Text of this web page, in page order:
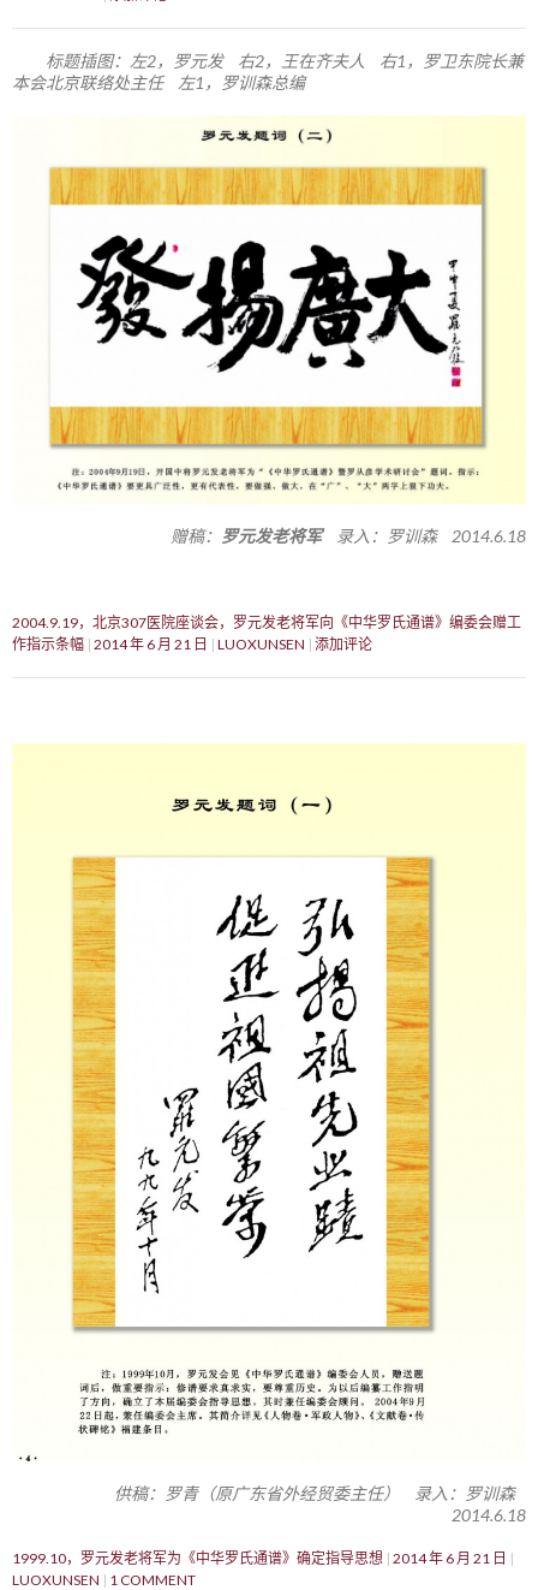
标题插图：左2，罗元发 右2，王在齐夫人 右1，罗卫东院长兼
本会北京联络处主任 左1，罗训森总编
赠稿： 罗元发老将军录入：罗训森 2014.6.18
2004.9.19，北京307医院座谈会，罗元发老将军向《中华罗氏通谱》编委会赠工
作指示条幅 2014 年 6 月 21 日 LUOXUNSEN 添加评论
供稿：罗青（原广东省外经贸委主任） 录入：罗训森
2014.6.18
1999.10，罗元发老将军为《中华罗氏通谱》确定指导思想 2014 年 6 月 21 日
LUOXUNSEN
1 COMMENT